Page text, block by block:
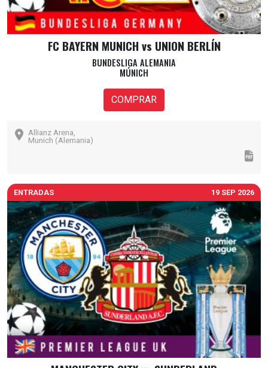
FC BAYERN MUNICH vs UNION BERLÍN
BUNDESLIGA ALEMANIA
MÚNICH
COMPRAR
Allianz Arena,
Munich (Alemania)
ENTRADAS 19 SEP 2026